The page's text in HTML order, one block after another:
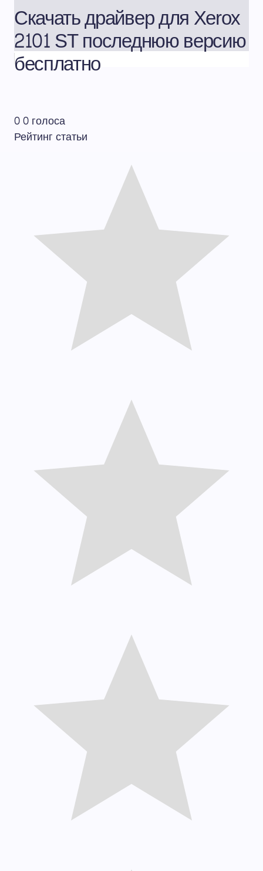
Скачать драйвер для Xerox
2101 ST последнюю версию
бесплатно
00голоса
Рейтинг статьи